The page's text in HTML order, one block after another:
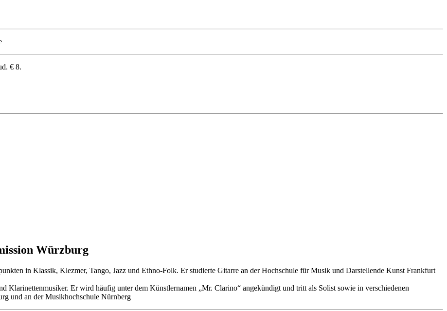
€ 8.
Würzburg
in Klassik, Klezmer, Tango, Jazz und Ethno-Folk. Er studierte Gitarre an der Hochschule für Musik und Darstellende Kunst Frankfurt
Klarinettenmusiker. Er wird häufig unter dem Künstlernamen „Mr. Clarino“ angekündigt und tritt als Solist sowie in verschiedenen
und an der Musikhochschule Nürnberg